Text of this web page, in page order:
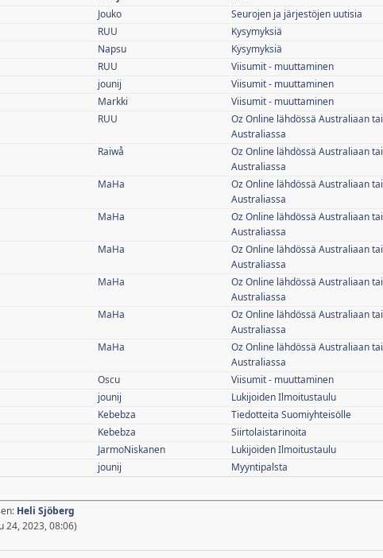
Jouko Seurojen ja järjestöjen uutisia
RUU Kysymyksiä
Napsu Kysymyksiä
RUU Viisumit - muuttaminen
jounij Viisumit - muuttaminen
Markki Viisumit - muuttaminen
RUU
Oz Online lähdössä Australiaan tai
Australiassa
Raiwå
Oz Online lähdössä Australiaan tai
Australiassa
MaHa
Oz Online lähdössä Australiaan tai
Australiassa
MaHa
Oz Online lähdössä Australiaan tai
Australiassa
MaHa
Oz Online lähdössä Australiaan tai
Australiassa
MaHa
Oz Online lähdössä Australiaan tai
Australiassa
MaHa
Oz Online lähdössä Australiaan tai
Australiassa
MaHa
Oz Online lähdössä Australiaan tai
Australiassa
Oscu Viisumit - muuttaminen
jounij Lukijoiden Ilmoitustaulu
Kebebza Tiedotteita Suomiyhteisölle
Kebebza Siirtolaistarinoita
JarmoNiskanen Lukijoiden Ilmoitustaulu
jounij Myyntipalsta
Heli Sjöberg
24, 2023, 08:06)